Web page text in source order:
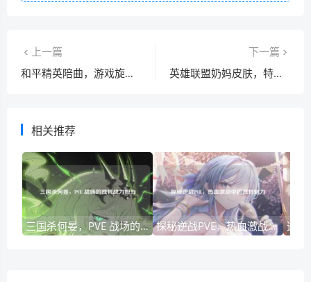
上一篇
和平精英陪曲，游戏旋律里的情感与社交新体验
下一篇
英雄联盟奶妈皮肤，特效与情怀交织下的价格剖析
相关推荐
三国杀何晏，PVE 战场的独特战力担当 探秘逆战PVE，热血激战中的独特魅力